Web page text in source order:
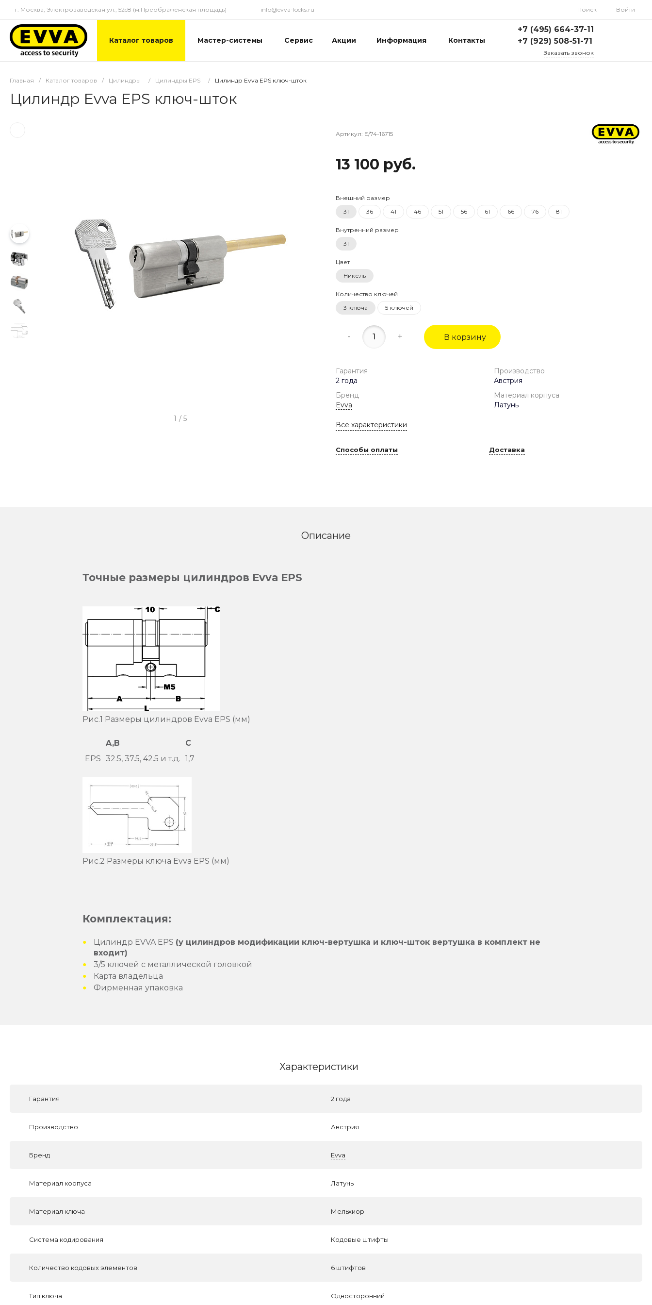
г. Москва, Электрозаводская ул., 52c8 (м.Преображенская площадь) info@evva-locks.ru Поиск Войти
Каталог товаров Мастер-системы Сервис Акции Информация Контакты
+7 (495) 664-37-11
+7 (929) 508-51-71
Заказать звонок
Главная / Каталог товаров / Цилиндры / Цилиндры EPS / Цилиндр Evva EPS ключ-шток
Цилиндр Evva EPS ключ-шток
1 / 5
Артикул: E/74-16715
13 100 руб.
Внешний размер
31
36 41 46 51 56 61 66 76 81
Внутренний размер
31
Цвет
Никель
Количество ключей
3 ключа
5 ключей
- + В корзину
Гарантия
2 года
Производство
Австрия
Бренд
Evva
Материал корпуса
Латунь
Все характеристики
Способы оплаты Доставка
Описание
Точные размеры цилиндров Evva EPS
Рис.1 Размеры цилиндров Evva EPS (мм)
A,B
C
EPS 32.5, 37.5, 42.5 и т.д. 1,7
Рис.2 Размеры ключа Evva EPS (мм)
Комплектация:
Цилиндр EVVA EPS (у цилиндров модификации ключ-вертушка и ключ-шток вертушка в комплект не
входит)
3/5 ключей с металлической головкой
Карта владельца
Фирменная упаковка
Характеристики
Гарантия 2 года
Производство Австрия
Бренд Evva
Материал корпуса Латунь
Материал ключа Мельхиор
Система кодирования Кодовые штифты
Количество кодовых элементов 6 штифтов
Тип ключа Односторонний